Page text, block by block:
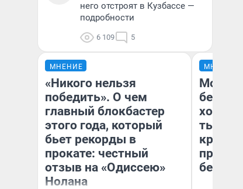
него отстроят в Кузбассе —
подробности
6 109 5
МНЕНИЕ
«Никого нельзя
победить». О чем
главный блокбастер
этого года, который
бьет рекорды в
прокате: честный
отзыв на «Одиссею»
Нолана
МНЕНИЕ
Мой
хотела
тысяч,